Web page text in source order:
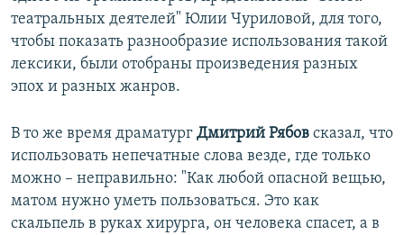
театральных деятелей" Юлии Чуриловой, для того,
чтобы показать разнообразие использования такой
лексики, были отобраны произведения разных
эпох и разных жанров.
В то же время драматург Дмитрий Рябов сказал, что
использовать непечатные слова везде, где только
можно – неправильно: "Как любой опасной вещью,
матом нужно уметь пользоваться. Это как
скальпель в руках хирурга, он человека спасет, а в